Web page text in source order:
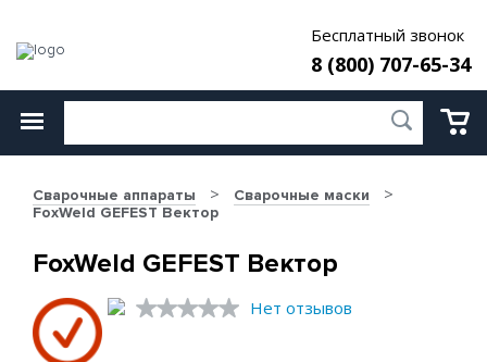
Бесплатный звонок
8 (800) 707-65-34
Сварочные аппараты
Сварочные маски
FoxWeld GEFEST Вектор
FoxWeld GEFEST Вектор
Нет отзывов